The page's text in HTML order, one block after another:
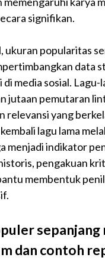
signifikan.
ukuran popularitas
data
media sosial.
jutaan pemutaran
relevansi yang
lagu lama
menjadi indikator
pengakuan
membentuk
sepanjang
dan contoh